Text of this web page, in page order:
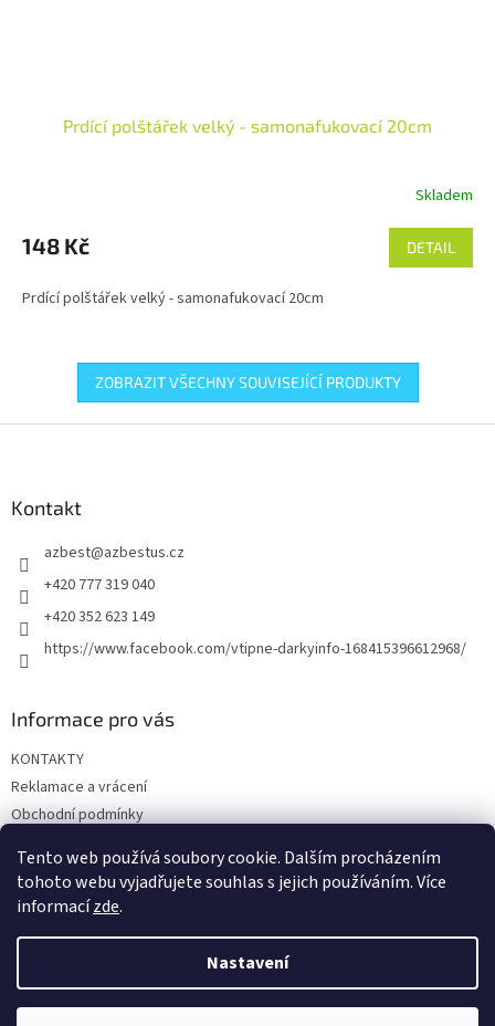
Tento web používá soubory cookie. Dalším procházením
tohoto webu vyjadřujete souhlas s jejich používáním. Více
informacízde.
Nastavení
Prdící polštářek velký - samonafukovací 20cm
Skladem
148 Kč DETAIL
Prdící polštářek velký - samonafukovací 20cm
ZOBRAZIT VŠECHNY SOUVISEJÍCÍ PRODUKTY
Kontakt
azbest@azbestus.cz
+420 777 319 040
+420 352 623 149
https://www.facebook.com/vtipne-darkyinfo-168415396612968/
Informace pro vás
KONTAKTY
Reklamace a vrácení
Obchodní podmínky
Doprava a platba
Vytvořil Shoptet